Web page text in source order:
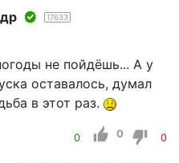
17633
не пойдёшь... А у
оставалось, думал
в этот раз.
0 0 0